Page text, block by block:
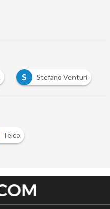
S
Stefano Venturi
Telco